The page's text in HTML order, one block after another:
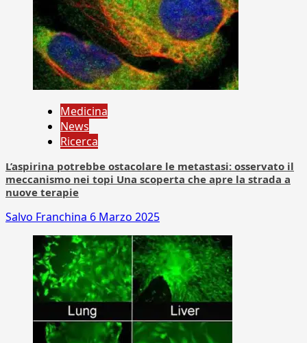
Medicina
News
Ricerca
L’aspirina potrebbe ostacolare le metastasi: osservato il
meccanismo nei topi Una scoperta che apre la strada a
nuove terapie
Salvo Franchina 6 Marzo 2025